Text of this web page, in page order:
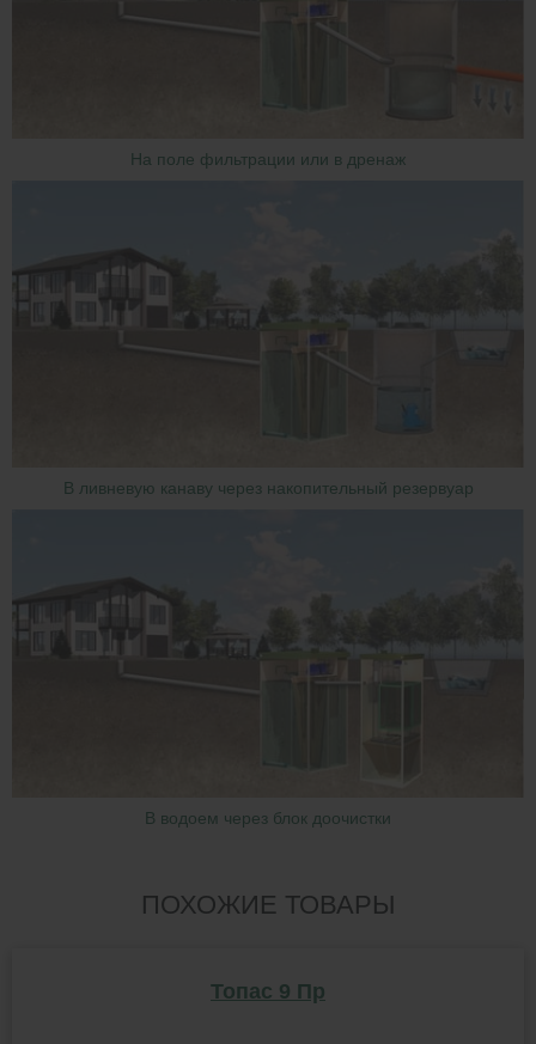
На поле фильтрации или в дренаж
В ливневую канаву через накопительный резервуар
В водоем через блок доочистки
ПОХОЖИЕ ТОВАРЫ
Топас 9 Пр